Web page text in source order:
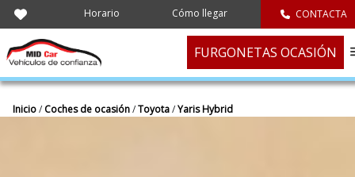
Horario Cómo llegar CONTACTA
FURGONETAS OCASIÓN
Inicio/ Coches de ocasión/Toyota/Yaris Hybrid